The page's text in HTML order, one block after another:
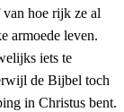
van hoe rijk ze al
armoede leven.
iets te
de Bijbel toch
in Christus bent.